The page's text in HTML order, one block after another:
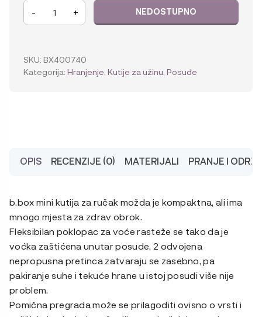
b.box
užinu
količina
- +
SKU: BX400740
Kategorija: Hranjenje Kutije za užinu Posuđe
OPIS RECENZIJE (0) MATERIJALI PRANJE I
b.box mini kutija za ručak možda je kompaktna, ali ima
mnogo mjesta za zdrav obrok.
Fleksibilan poklopac za voće rasteže se tako da je
voćka zaštićena unutar posude. 2 odvojena
nepropusna pretinca zatvaraju se zasebno, pa
pakiranje suhe i tekuće hrane u istoj posudi više nije
problem.
Pomična pregrada može se prilagoditi ovisno o vrsti i